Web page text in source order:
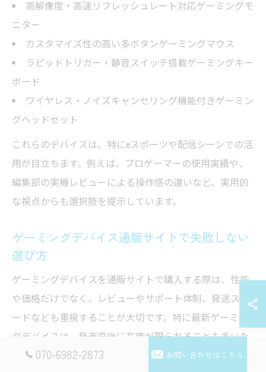
高解像度・高速リフレッシュレート対応ゲーミングモ
ニター
カスタマイズ性の高い多ボタンゲーミングマウス
ラピッドトリガー・静音スイッチ搭載ゲーミングキー
ボード
ワイヤレス・ノイズキャンセリング機能付きゲーミン
グヘッドセット
これらのデバイスは、特にeスポーツや配信シーンでの活
用が目立ちます。例えば、プロゲーマーの使用実績や、
編集部の実機レビューによる操作感の違いなど、実用的
な視点からも選択肢を提示しています。
ゲーミングデバイス通販サイトで失敗しない
選び方
ゲーミングデバイスを通販サイトで購入する際は、性能
や価格だけでなく、レビューやサポート体制、発送スピ
ードなども重視することが大切です。特に最新ゲーミン
グデバイスは、発売直後に在庫が限られることも多いた
め、信頼できるサイトを選ぶことが失敗しないコツで
070-6982-2873 お問い合わせはこちら